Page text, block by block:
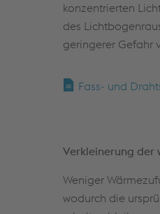
konzentrierten
des
geringerer Gefahr
Fass- und
Verkleinerung der
Weniger
wodurch die